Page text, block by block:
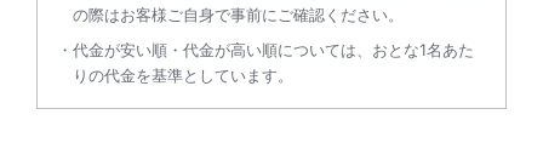
の際はお客様ご自身で事前にご確認ください。
代金が安い順・代金が高い順については、おとな1名あた
りの代金を基準としています。